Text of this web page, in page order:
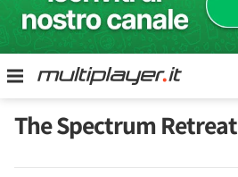
The Spectrum Retreat